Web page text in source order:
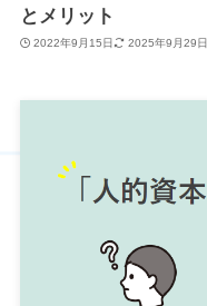
とメリット
2022年9月15日 2025年9月29日